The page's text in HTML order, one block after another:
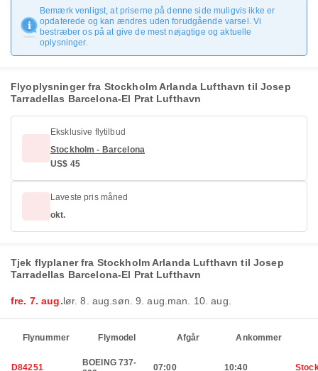
Bemærk venligst, at priserne på denne side muligvis ikke er
opdaterede og kan ændres uden forudgående varsel. Vi
bestræber os på at give de mest nøjagtige og aktuelle
oplysninger.
Flyoplysninger fra Stockholm Arlanda Lufthavn til Josep
Tarradellas Barcelona-El Prat Lufthavn
Eksklusive flytilbud
Stockholm - Barcelona
US$ 45
Laveste pris måned
okt.
Tjek flyplaner fra Stockholm Arlanda Lufthavn til Josep
Tarradellas Barcelona-El Prat Lufthavn
fre. 7. aug.lør. 8. aug.søn. 9. aug. man. 10. aug.
Flynummer Flymodel Afgår Ankommer
D84251
BOEING 737-
07:00 10:40